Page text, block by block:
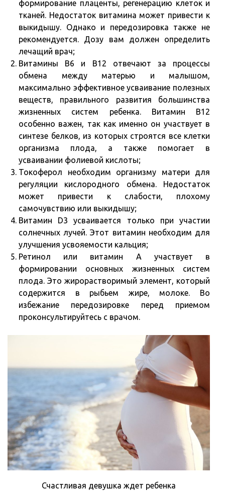
формирование плаценты, регенерацию клеток и
тканей. Недостаток витамина может привести к
выкидышу. Однако и передозировка также не
рекомендуется. Дозу вам должен определить
лечащий врач;
Витамины В6 и В12 отвечают за процессы
обмена между матерью и малышом,
максимально эффективное усваивание полезных
веществ, правильного развития большинства
жизненных систем ребенка. Витамин В12
особенно важен, так как именно он участвует в
синтезе белков, из которых строятся все клетки
организма плода, а также помогает в
усваивании фолиевой кислоты;
Токоферол необходим организму матери для
регуляции кислородного обмена. Недостаток
может привести к слабости, плохому
самочувствию или выкидышу;
Витамин D3 усваивается только при участии
солнечных лучей. Этот витамин необходим для
улучшения усвояемости кальция;
Ретинол или витамин А участвует в
формировании основных жизненных систем
плода. Это жирорастворимый элемент, который
содержится в рыбьем жире, молоке. Во
избежание передозировке перед приемом
проконсультируйтесь с врачом.
Счастливая девушка ждет ребенка